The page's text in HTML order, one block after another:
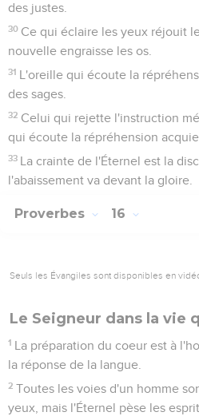
des justes.
30 Ce qui éclaire les yeux réjouit
nouvelle engraisse les os.
31 L'oreille qui écoute la
des sages.
32 Celui qui rejette l'instruction
qui écoute la répréhension
33 La crainte de l'Éternel est la
l'abaissement va devant la gloire.
Proverbes 16
Seuls les Évangiles sont disponibles en
Le Seigneur dans la vie
1 La préparation du coeur est à
la réponse de la langue.
2 Toutes les voies d'un homme
yeux, mais l'Éternel pèse les